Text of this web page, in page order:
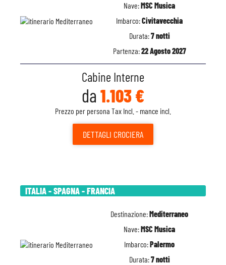
Nave:MSC Musica
Imbarco:Civitavecchia
Durata:7 notti
Partenza:22 Agosto 2027
Cabine Interne
da 1.103 €
Prezzo per persona Tax Incl. - mance incl.
DETTAGLI CROCIERA
ITALIA - SPAGNA - FRANCIA
Destinazione:Mediterraneo
Nave:MSC Musica
Imbarco:Palermo
Durata:7 notti